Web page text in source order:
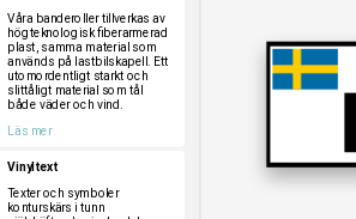
Våra banderoller tillverkas av
högteknologisk fiberarmerad
plast, samma material som
används på lastbilskapell. Ett
utomordentligt starkt och
slittåligt material som tål
både väder och vind.
Läs mer
Vinyltext
Texter och symboler
konturskärs i tunn